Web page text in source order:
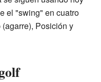
el "swing" en cuatro
Posición y